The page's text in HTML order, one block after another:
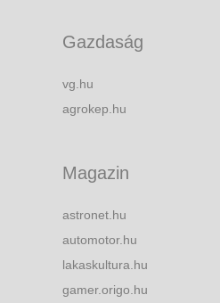
Gazdaság
vg.hu
agrokep.hu
Magazin
astronet.hu
automotor.hu
lakaskultura.hu
gamer.origo.hu